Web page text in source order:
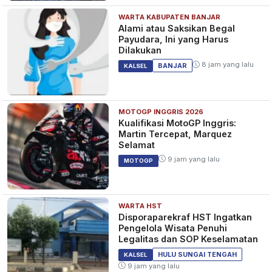
WARTA KABUPATEN BANJAR
Alami atau Saksikan Begal
Payudara, Ini yang Harus
Dilakukan
KALSEL BANJAR 8 jam yang lalu
MOTOGP INGGRIS 2026
Kualifikasi MotoGP Inggris:
Martin Tercepat, Marquez
Selamat
MOTOGP 9 jam yang lalu
WARTA HST
Disporaparekraf HST Ingatkan
Pengelola Wisata Penuhi
Legalitas dan SOP Keselamatan
KALSEL
HULU SUNGAI TENGAH
9 jam yang lalu